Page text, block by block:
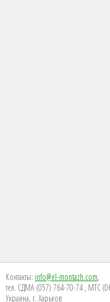
Контакты: info@el-montazh.com,
тел. СДМА (057) 764-70-74 , МТС
Украина, г. Харьков